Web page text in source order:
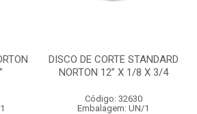
DISCO DE CORTE STANDARD
NORTON 12” X 1/8 X 3/4
Código: 32630
Embalagem: UN/1